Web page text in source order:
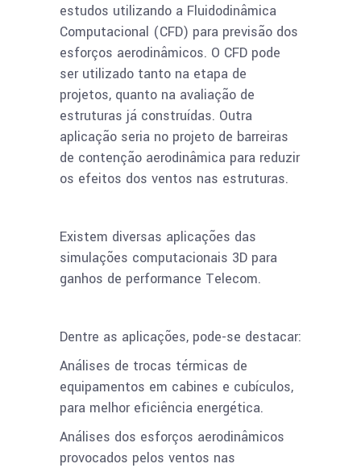
estudos utilizando a Fluidodinâmica
Computacional (CFD) para previsão dos
esforços aerodinâmicos. O CFD pode
ser utilizado tanto na etapa de
projetos, quanto na avaliação de
estruturas já construídas. Outra
aplicação seria no projeto de barreiras
de contenção aerodinâmica para reduzir
os efeitos dos ventos nas estruturas.
Existem diversas aplicações das
simulações computacionais 3D para
ganhos de performance Telecom.
Dentre as aplicações, pode-se destacar:
Análises de trocas térmicas de
equipamentos em cabines e cubículos,
para melhor eficiência energética.
Análises dos esforços aerodinâmicos
provocados pelos ventos nas